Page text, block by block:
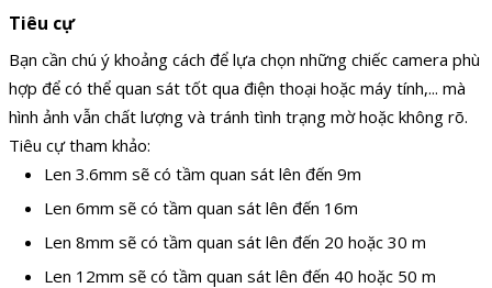
Tiêu cự
Bạn cần chú ý khoảng cách để lựa chọn những chiếc camera phù
hợp để có thể quan sát tốt qua điện thoại hoặc máy tính,... mà
hình ảnh vẫn chất lượng và tránh tình trạng mờ hoặc không rõ.
Tiêu cự tham khảo:
Len 3.6mm sẽ có tầm quan sát lên đến 9m
Len 6mm sẽ có tầm quan sát lên đến 16m
Len 8mm sẽ có tầm quan sát lên đến 20 hoặc 30 m
Len 12mm sẽ có tầm quan sát lên đến 40 hoặc 50 m